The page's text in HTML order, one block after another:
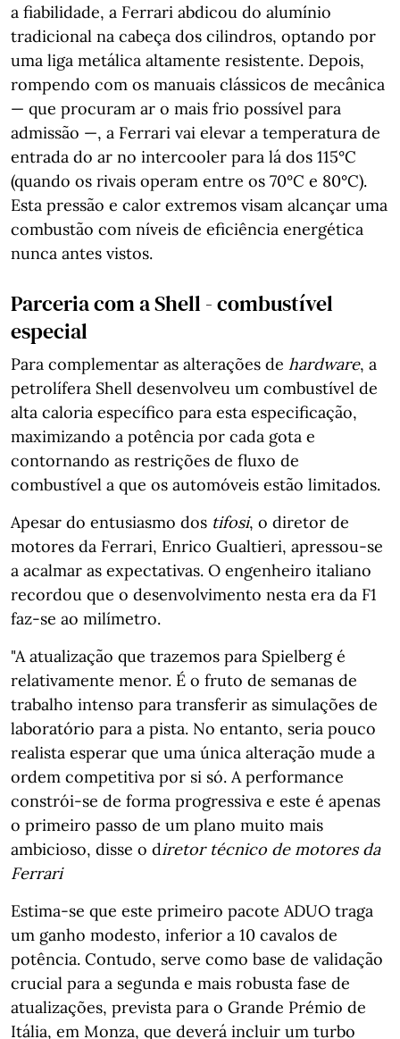
a fiabilidade, a Ferrari abdicou do alumínio
tradicional na cabeça dos cilindros, optando por
uma liga metálica altamente resistente. Depois,
rompendo com os manuais clássicos de mecânica
— que procuram ar o mais frio possível para
admissão —, a Ferrari vai elevar a temperatura de
entrada do ar no intercooler para lá dos 115°C
(quando os rivais operam entre os 70°C e 80°C).
Esta pressão e calor extremos visam alcançar uma
combustão com níveis de eficiência energética
nunca antes vistos.
Parceria com a Shell - combustível
especial
Para complementar as alterações de hardware, a
petrolífera Shell desenvolveu um combustível de
alta caloria específico para esta especificação,
maximizando a potência por cada gota e
contornando as restrições de fluxo de
combustível a que os automóveis estão limitados.
Apesar do entusiasmo dos tifosi, o diretor de
motores da Ferrari, Enrico Gualtieri, apressou-se
a acalmar as expectativas. O engenheiro italiano
recordou que o desenvolvimento nesta era da F1
faz-se ao milímetro.
"A atualização que trazemos para Spielberg é
relativamente menor. É o fruto de semanas de
trabalho intenso para transferir as simulações de
laboratório para a pista. No entanto, seria pouco
realista esperar que uma única alteração mude a
ordem competitiva por si só. A performance
constrói-se de forma progressiva e este é apenas
o primeiro passo de um plano muito mais
ambicioso, disse o diretor técnico de motores da
Ferrari
Estima-se que este primeiro pacote ADUO traga
um ganho modesto, inferior a 10 cavalos de
potência. Contudo, serve como base de validação
crucial para a segunda e mais robusta fase de
atualizações, prevista para o Grande Prémio de
Itália, em Monza, que deverá incluir um turbo